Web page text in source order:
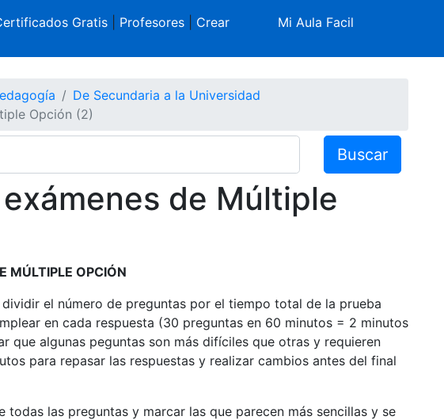
Gratis| Profesores| Crear
Mi Aula Facil
De Secundaria a la Universidad
Opción (2)
Buscar
de Múltiple
MÚLTIPLE OPCIÓN
el número de preguntas por el tiempo total de la prueba
en cada respuesta (30 preguntas en 60 minutos = 2 minutos
que algunas peguntas son más difíciles que otras y requieren
para repasar las respuestas y realizar cambios antes del final
todas las preguntas y marcar las que parecen más sencillas y se